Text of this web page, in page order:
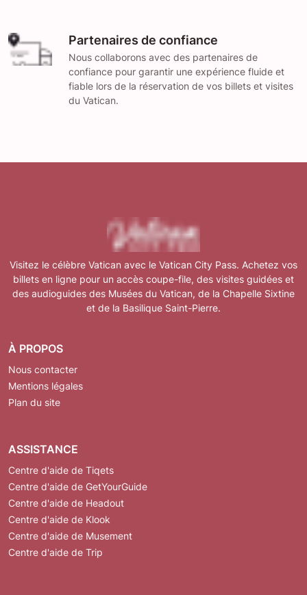
Partenaires de confiance
Nous collaborons avec des partenaires de
confiance pour garantir une expérience fluide et
fiable lors de la réservation de vos billets et visites
du Vatican.
Visitez le célèbre Vatican avec le Vatican City Pass. Achetez vos
billets en ligne pour un accès coupe-file, des visites guidées et
des audioguides des Musées du Vatican, de la Chapelle Sixtine
et de la Basilique Saint-Pierre.
À PROPOS
Nous contacter
Mentions légales
Plan du site
ASSISTANCE
Centre d'aide de Tiqets
Centre d'aide de GetYourGuide
Centre d'aide de Headout
Centre d'aide de Klook
Centre d'aide de Musement
Centre d'aide de Trip